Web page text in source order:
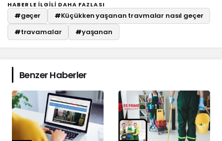
HABERLE ILGILI DAHA FAZLASI
#geçer #Küçükken yaşanan travmalar nasıl geçer
#travamalar #yaşanan
Benzer Haberler